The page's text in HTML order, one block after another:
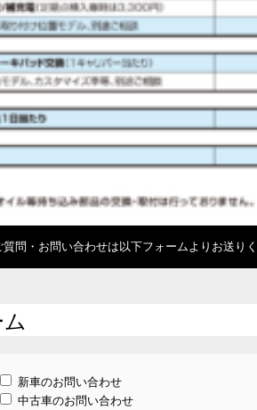
問・お問い合わせは以下フォームよりお送りく
新車のお問い合わせ
中古車のお問い合わせ